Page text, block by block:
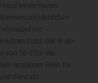
eines neuen
einem tatsächlichen
Altmöbel mit
Sofa. Der in der
von 30 € für die
regulären Preis für
dient als